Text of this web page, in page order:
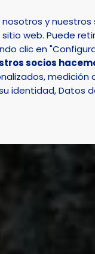
nosotros y
web. Puede
clic en
socios
medición
identidad, Datos
Noticia -